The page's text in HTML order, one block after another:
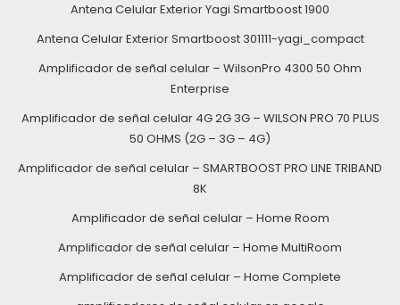
Antena Celular Exterior Yagi Smartboost 1900
Antena Celular Exterior Smartboost 301111-yagi_compact
Amplificador de señal celular – WilsonPro 4300 50 Ohm
Enterprise
Amplificador de señal celular 4G 2G 3G – WILSON PRO 70 PLUS
50 OHMS (2G – 3G – 4G)
Amplificador de señal celular – SMARTBOOST PRO LINE TRIBAND
8K
Amplificador de señal celular – Home Room
Amplificador de señal celular – Home MultiRoom
Amplificador de señal celular – Home Complete